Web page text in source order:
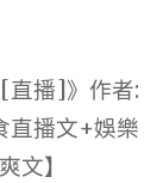
直播]》作者:
直播文+娛樂
文】